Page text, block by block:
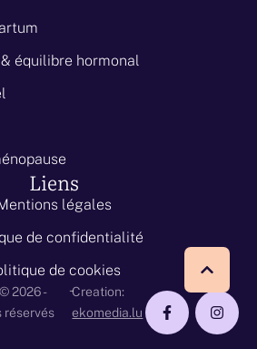
équilibre hormonal
Liens
légales
de confidentialité
de cookies
2026 -
réservés
-Creation:
ekomedia.lu